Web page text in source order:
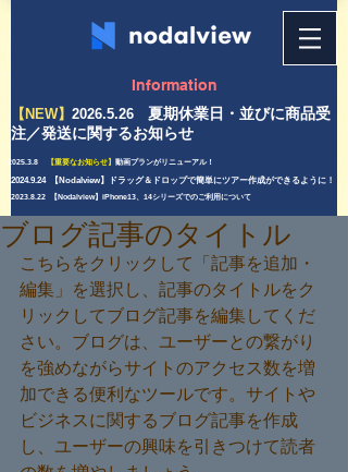
Information
【NEW】 2026.5.26 夏期休業日・並びに商品受
注／発送に関するお知らせ
2025.3.8 【重要なお知らせ】 動画プランがリニューアル！
2024.9.24 【Nodalview】ドラッグ＆ドロップで簡単にツアー作成ができるように！
2023.8.22 【Nodalview】iPhone13、14シリーズでのご利用について
ブログ記事のタイトル
こちらをクリックして「記事を追加・
編集」を選択し、記事のタイトルをク
リックしてブログ記事を編集してくだ
さい。ブログは、ユーザーとの繋がり
を強めながらサイトのアクセス数を増
加できる便利なツールです。サイトや
ビジネスに関するブログ記事を作成
し、ユーザーの興味を引きつけて読者